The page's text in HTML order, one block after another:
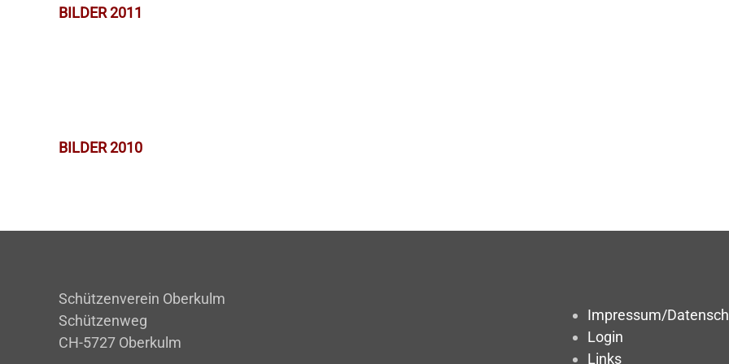
BILDER 2011
BILDER 2010
Schützenverein Oberkulm
Schützenweg
CH-5727 Oberkulm
Impressum/
Login
Links